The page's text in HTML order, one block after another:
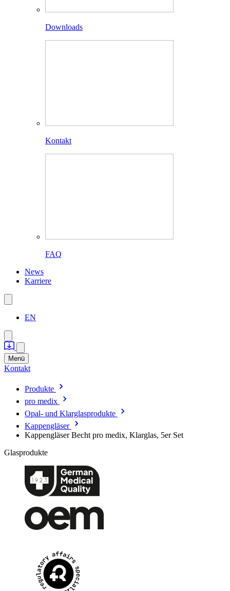
Downloads
Kontakt
FAQ
News
Karriere
EN
Menü
Kontakt
Produkte
pro medix
Opal- und Klarglasprodukte
Kappengläser
Kappengläser Becht pro medix, Klarglas, 5er Set
Glasprodukte